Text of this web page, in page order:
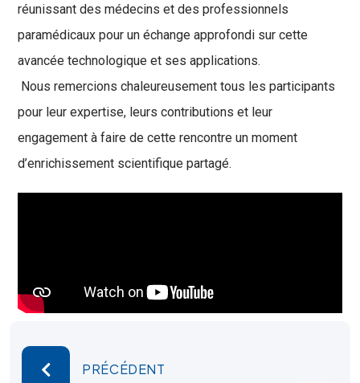
réunissant des médecins et des professionnels
paramédicaux pour un échange approfondi sur cette
avancée technologique et ses applications.
Nous remercions chaleureusement tous les participants
pour leur expertise, leurs contributions et leur
engagement à faire de cette rencontre un moment
d’enrichissement scientifique partagé.
PRÉCÉDENT